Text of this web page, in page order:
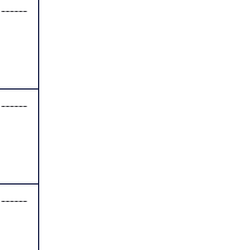
------
------
------